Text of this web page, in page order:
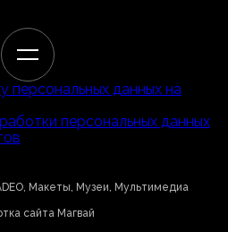
персональных данных на
персональных данных
Макеты, Музеи, Мультимедиа
сайта Магвай